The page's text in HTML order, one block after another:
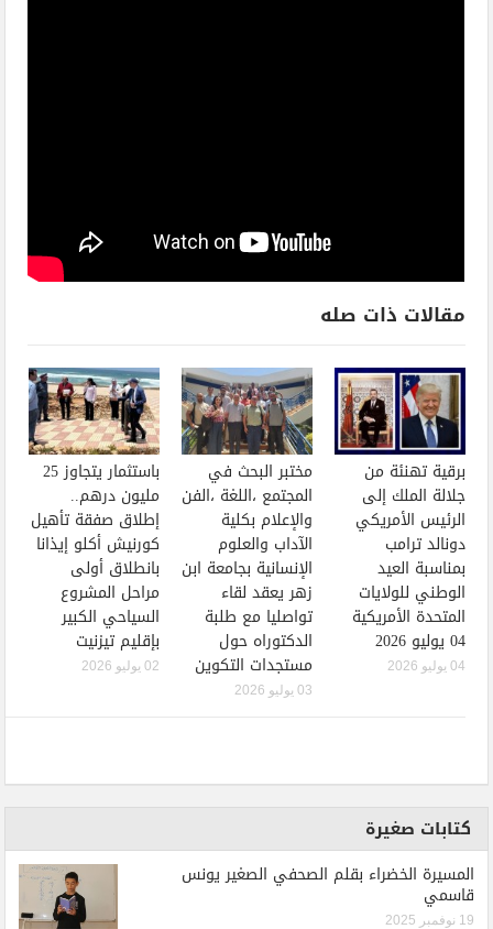
مقالات ذات صله
برقية تهنئة من
جلالة الملك إلى
الرئيس الأمريكي
دونالد ترامب
بمناسبة العيد
الوطني للولايات
المتحدة الأمريكية
04 يوليو 2026
04 يوليو 2026
مختبر البحث في
المجتمع ،اللغة ،الفن
والإعلام بكلية
الآداب والعلوم
الإنسانية بجامعة ابن
زهر يعقد لقاء
تواصليا مع طلبة
الدكتوراه حول
مستجدات التكوين
03 يوليو 2026
باستثمار يتجاوز 25
مليون درهم..
إطلاق صفقة تأهيل
كورنيش أكلو إيذانا
بانطلاق أولى
مراحل المشروع
السياحي الكبير
بإقليم تيزنيت
02 يوليو 2026
كتابات صغيرة
المسيرة الخضراء بقلم الصحفي الصغير يونس
قاسمي
19 نوفمبر 2025